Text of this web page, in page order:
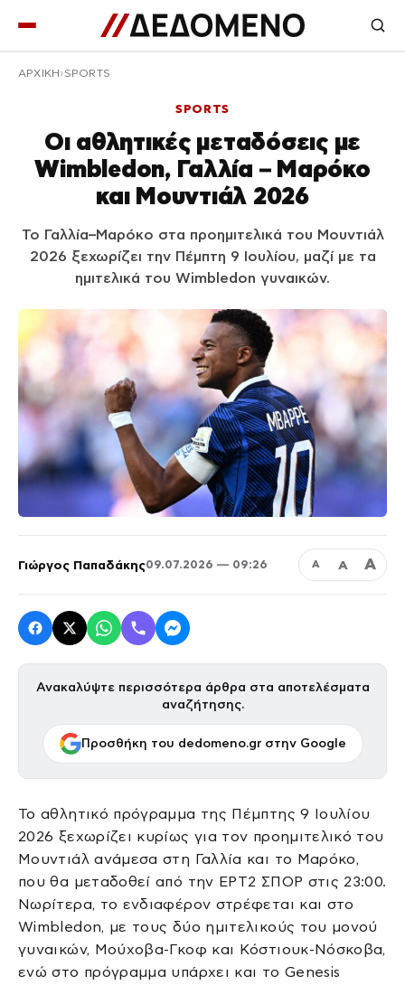
ΑΡΧΙΚΉ SPORTS
SPORTS
Οι αθλητικές μεταδόσεις με
Wimbledon, Γαλλία – Μαρόκο
και Μουντιάλ 2026
Το Γαλλία–Μαρόκο στα προημιτελικά του Μουντιάλ
2026 ξεχωρίζει την Πέμπτη 9 Ιουλίου, μαζί με τα
ημιτελικά του Wimbledon γυναικών.
Γιώργος Παπαδάκης09.07.2026 — 09:26 Α Α Α
Ανακαλύψτε περισσότερα άρθρα στα αποτελέσματα
αναζήτησης.
Προσθήκη του dedomeno.gr στην Google
Το αθλητικό πρόγραμμα της Πέμπτης 9 Ιουλίου
2026 ξεχωρίζει κυρίως για τον προημιτελικό του
Μουντιάλ ανάμεσα στη Γαλλία και το Μαρόκο,
που θα μεταδοθεί από την ΕΡΤ2 ΣΠΟΡ στις 23:00.
Νωρίτερα, το ενδιαφέρον στρέφεται και στο
Wimbledon, με τους δύο ημιτελικούς του μονού
γυναικών, Μούχοβα-Γκοφ και Κόστιουκ-Νόσκοβα,
ενώ στο πρόγραμμα υπάρχει και το Genesis